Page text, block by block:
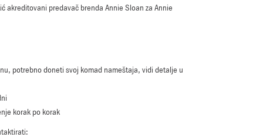
akreditovani predavač brenda Annie Sloan za Annie
potrebno doneti svoj komad nameštaja, vidi detalje u
korak po korak